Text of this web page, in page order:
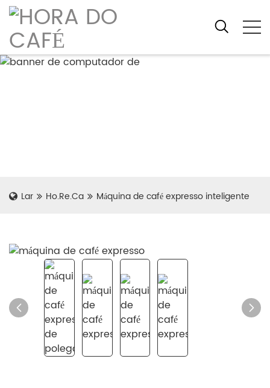
Lar Ho.Re.Ca Máquina de café expresso inteligente